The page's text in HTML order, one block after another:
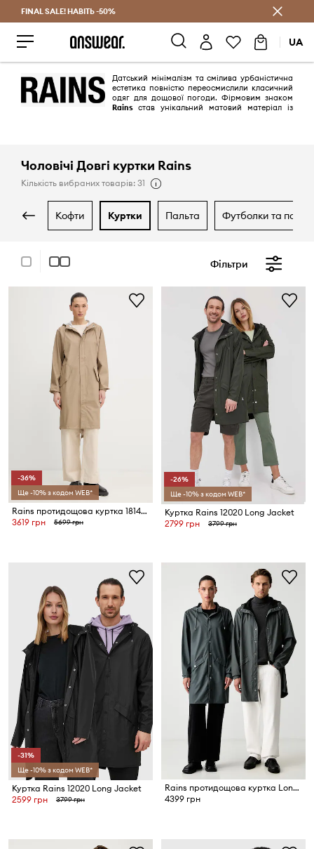
Заощаджуй з Answear Club
FINAL SALE! НАВІТЬ -50%
UA
Датський мінімалізм та смілива урбаністична
естетика повністю переосмислили класичний
одяг для дощової погоди. Фірмовим знаком
Rains став унікальний матовий матеріал із
Чоловічі Довгі куртки Rains
Кількість вибраних товарів: 31
кофти куртки пальта футболки та поло
Фільтри
-36%
Ще -10% з кодом WEB*
Rains протидощова куртка 18140 Fishtail Parka W3
3619 грн
5699 грн
-26%
Ще -10% з кодом WEB*
Куртка Rains 12020 Long Jacket
2799 грн
3799 грн
-31%
Ще -10% з кодом WEB*
Куртка Rains 12020 Long Jacket
2599 грн
3799 грн
Rains протидощова куртка Long Jacket W3
4399 грн